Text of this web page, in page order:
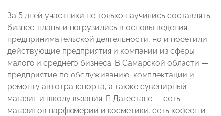
За 5 дней участники не только научились составлять
бизнес-планы и погрузились в основы ведения
предпринимательской деятельности, но и посетили
действующие предприятия и компании из сферы
малого и среднего бизнеса. В Самарской области —
предприятие по обслуживанию, комплектации и
ремонту автотранспорта, а также сувенирный
магазин и школу вязания. В Дагестане — сеть
магазинов парфюмерии и косметики, сеть кофеен и